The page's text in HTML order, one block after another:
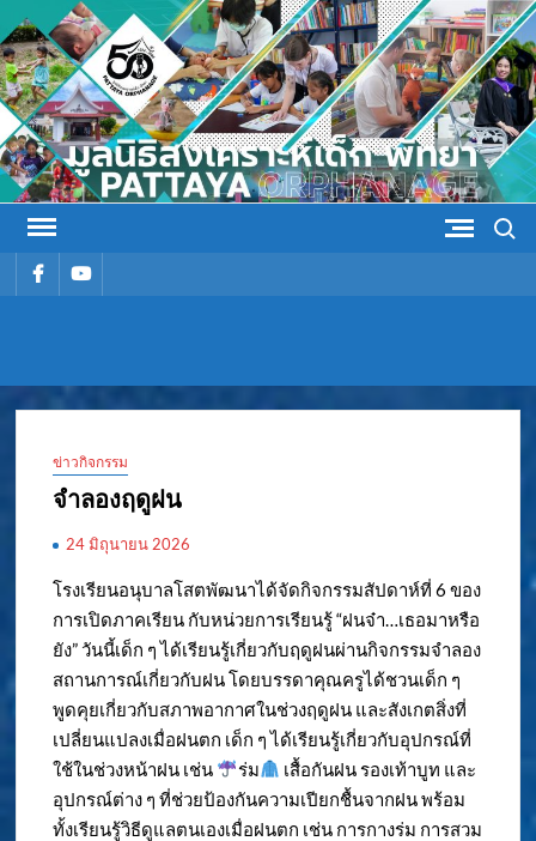
Skip
to
content
รายการรายการ
สงเคราะห์
ข่าวกิจกรรม
จำลองฤดูฝน
24 มิถุนายน 2026
โรงเรียนอนุบาลโสตพัฒนาได้จัดกิจกรรมสัปดาห์ที่ 6 ของ
การเปิดภาคเรียน กับหน่วยการเรียนรู้ “ฝนจ๋า…เธอมาหรือ
ยัง” วันนี้เด็ก ๆ ได้เรียนรู้เกี่ยวกับฤดูฝนผ่านกิจกรรมจำลอง
สถานการณ์เกี่ยวกับฝน โดยบรรดาคุณครูได้ชวนเด็ก ๆ
พูดคุยเกี่ยวกับสภาพอากาศในช่วงฤดูฝน และสังเกตสิ่งที่
เปลี่ยนแปลงเมื่อฝนตก เด็ก ๆ ได้เรียนรู้เกี่ยวกับอุปกรณ์ที่
ใช้ในช่วงหน้าฝน เช่น
ร่ม
เสื้อกันฝน รองเท้าบูท และ
อุปกรณ์ต่าง ๆ ที่ช่วยป้องกันความเปียกชื้นจากฝน พร้อม
ทั้งเรียนรู้วิธีดูแลตนเองเมื่อฝนตก เช่น การกางร่ม การสวม